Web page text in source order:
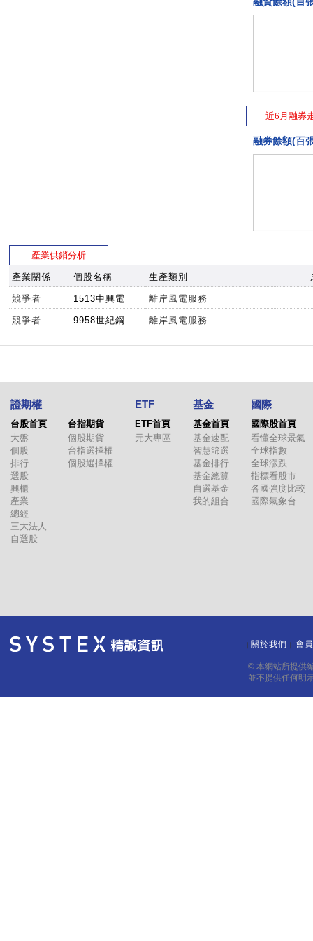
近6月融券
融券餘額(百
產業供銷分析
產業關係 個股名稱 生產類別
競爭者 1513中興電 離岸風電服務
競爭者 9958世紀鋼 離岸風電服務
證期權
台股首頁
大盤
個股
排行
選股
興櫃
產業
總經
三大法人
自選股
台指期貨
個股期貨
台指選擇權
個股選擇權
ETF
ETF首頁
元大專區
基金
基金首頁
基金速配
智慧篩選
基金排行
基金總覽
自選基金
我的組合
國際
國際股首頁
看懂全球景氣
全球指數
全球漲跌
指標看股市
各國強度比較
國際氣象台
關於我們 會
© 本網站所提供
並不提供任何明